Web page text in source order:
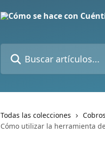
Todas las colecciones
Cómo utilizar la herramienta